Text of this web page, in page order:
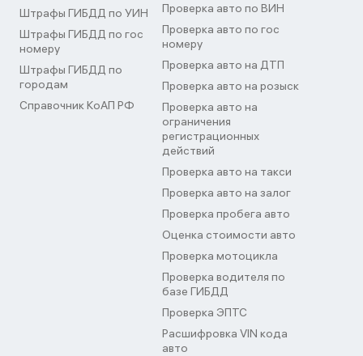
Штрафы ГИБДД по УИН
Штрафы ГИБДД по гос
номеру
Штрафы ГИБДД по
городам
Справочник КоАП РФ
Проверка авто по ВИН
Проверка авто по гос
номеру
Проверка авто на ДТП
Проверка авто на розыск
Проверка авто на
ограничения
регистрационных
действий
Проверка авто на такси
Проверка авто на залог
Проверка пробега авто
Оценка стоимости авто
Проверка мотоцикла
Проверка водителя по
базе ГИБДД
Проверка ЭПТС
Расшифровка VIN кода
авто